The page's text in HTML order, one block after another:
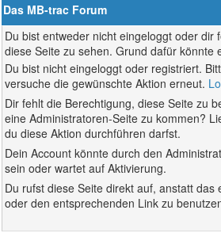
Das MB-trac Forum
Du bist entweder nicht eingeloggt oder dir
diese Seite zu sehen. Grund dafür könnte
Du bist nicht eingeloggt oder registriert.
versuche die gewünschte Aktion erneut.
Dir fehlt die Berechtigung, diese Seite zu
eine Administratoren-Seite zu kommen?
du diese Aktion durchführen darfst.
Dein Account könnte durch den
sein oder wartet auf Aktivierung.
Du rufst diese Seite direkt auf, anstatt
oder den entsprechenden Link zu